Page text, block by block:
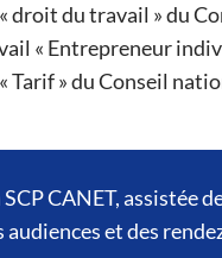
droit du travail » du
« Entrepreneur
Tarif » du Conseil
SCP CANET, assistée
audiences et des